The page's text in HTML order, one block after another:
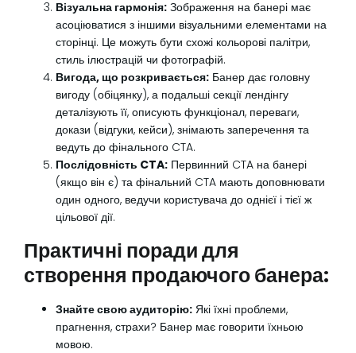
Візуальна гармонія: Зображення на банері має
асоціюватися з іншими візуальними елементами на
сторінці. Це можуть бути схожі кольорові палітри,
стиль ілюстрацій чи фотографій.
Вигода, що розкривається: Банер дає головну
вигоду (обіцянку), а подальші секції лендінгу
деталізують її, описують функціонал, переваги,
докази (відгуки, кейси), знімають заперечення та
ведуть до фінального CTA.
Послідовність CTA: Первинний CTA на банері
(якщо він є) та фінальний CTA мають доповнювати
один одного, ведучи користувача до однієї і тієї ж
цільової дії.
Практичні поради для
створення продаючого банера:
Знайте свою аудиторію: Які їхні проблеми,
прагнення, страхи? Банер має говорити їхньою
мовою.